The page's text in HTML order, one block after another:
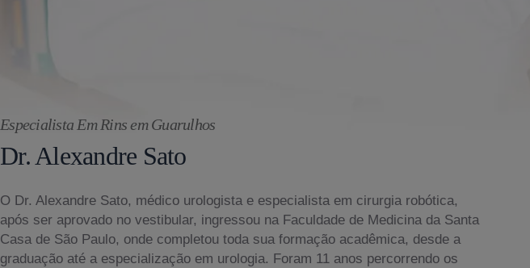
Especialista Em Rins em Guarulhos
Dr. Alexandre Sato
O Dr. Alexandre Sato, médico urologista e especialista em cirurgia robótica,
após ser aprovado no vestibular, ingressou na Faculdade de Medicina da Santa
Casa de São Paulo, onde completou toda sua formação acadêmica, desde a
graduação até a especialização em urologia. Foram 11 anos percorrendo os